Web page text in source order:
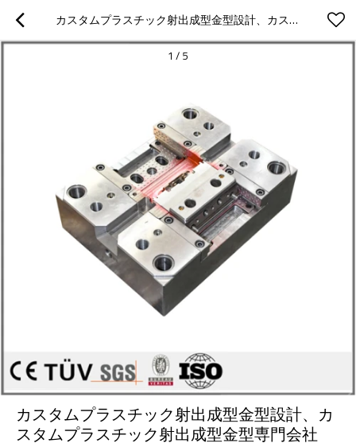
カスタムプラスチック射出成型金型設計、カスタムプラスチック射出成型金型専門会社
1 / 5
カスタムプラスチック射出成型金型設計、カ
スタムプラスチック射出成型金型専門会社